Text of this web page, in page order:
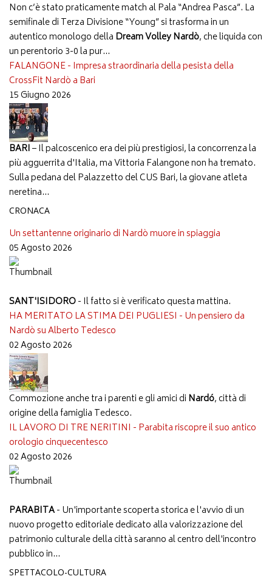
Non c’è stato praticamente match al Pala “Andrea Pasca”. La
semifinale di Terza Divisione “Young” si trasforma in un
autentico monologo della Dream Volley Nardò, che liquida con
un perentorio 3-0 la pur...
FALANGONE - Impresa straordinaria della pesista della
CrossFit Nardò a Bari
15 Giugno 2026
BARI– Il palcoscenico era dei più prestigiosi, la concorrenza la
più agguerrita d'Italia, ma Vittoria Falangone non ha tremato.
Sulla pedana del Palazzetto del CUS Bari, la giovane atleta
neretina...
CRONACA
Un settantenne originario di Nardò muore in spiaggia
05 Agosto 2026
SANT'ISIDORO- Il fatto si è verificato questa mattina.
HA MERITATO LA STIMA DEI PUGLIESI - Un pensiero da
Nardò su Alberto Tedesco
02 Agosto 2026
Commozione anche tra i parenti e gli amici di Nardó, città di
origine della famiglia Tedesco.
IL LAVORO DI TRE NERITINI - Parabita riscopre il suo antico
orologio cinquecentesco
02 Agosto 2026
PARABITA- Un'importante scoperta storica e l'avvio di un
nuovo progetto editoriale dedicato alla valorizzazione del
patrimonio culturale della città saranno al centro dell'incontro
pubblico in...
SPETTACOLO-CULTURA